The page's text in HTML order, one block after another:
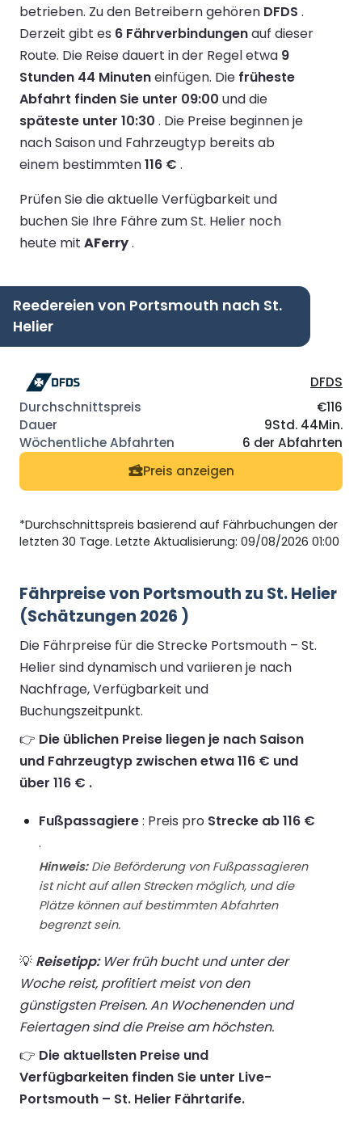
betrieben. Zu den Betreibern gehören DFDS .
Derzeit gibt es 6 Fährverbindungenauf dieser
Route. Die Reise dauert in der Regel etwa 9
Stunden 44 Minuteneinfügen. Die früheste
Abfahrt finden Sie unter 09:00 und die
späteste unter 10:30 . Die Preise beginnen je
nach Saison und Fahrzeugtyp bereits ab
einem bestimmten116 € .
Prüfen Sie die aktuelle Verfügbarkeit und
buchen Sie Ihre Fähre zum St. Helier noch
heute mit AFerry.
Reedereien von Portsmouth nach St.
Helier
DFDS
€116
9Std. 44Min.
6 der Abfahrten
Preis anzeigen
*Durchschnittspreis basierend auf Fährbuchungen der
letzten 30 Tage. Letzte Aktualisierung: 09/08/2026 01:00
Fährpreise von Portsmouth zu St. Helier
(Schätzungen 2026 )
Die Fährpreise für die Strecke Portsmouth – St.
Helier sind dynamisch und variieren je nach
Nachfrage, Verfügbarkeit und
Buchungszeitpunkt.
👉 Die üblichen Preise liegen je nach Saison
und Fahrzeugtyp zwischen etwa 116 € und
über 116 € .
Fußpassagiere: Preis pro Strecke ab 116 €
.
Hinweis:Die Beförderung von Fußpassagieren
ist nicht auf allen Strecken möglich, und die
Plätze können auf bestimmten Abfahrten
begrenzt sein.
💡 Reisetipp:Wer früh bucht und unter der
Woche reist, profitiert meist von den
günstigsten Preisen. An Wochenenden und
Feiertagen sind die Preise am höchsten.
👉 Die aktuellsten Preise und
Verfügbarkeiten finden Sie unter Live-
Portsmouth – St. Helier Fährtarife.